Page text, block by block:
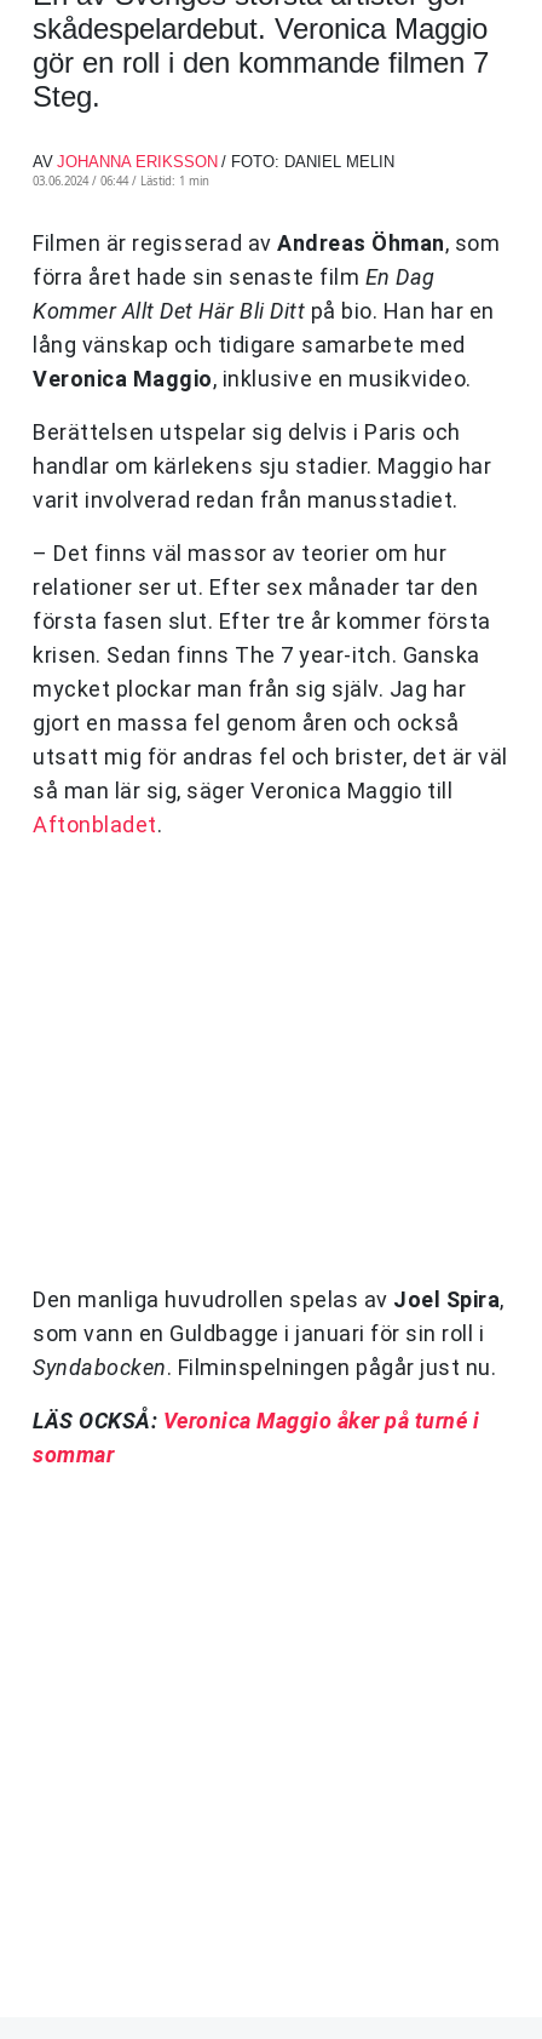
skådespelardebut. Veronica Maggio
gör en roll i den kommande filmen 7
Steg.
AV JOHANNA ERIKSSON / FOTO: DANIEL MELIN
03.06.2024 / 06:44 / Lästid: 1 min
Filmen är regisserad av Andreas Öhman, som
förra året hade sin senaste film En Dag
Kommer Allt Det Här Bli Ditt på bio. Han har en
lång vänskap och tidigare samarbete med
Veronica Maggio, inklusive en musikvideo.
Berättelsen utspelar sig delvis i Paris och
handlar om kärlekens sju stadier. Maggio har
varit involverad redan från manusstadiet.
– Det finns väl massor av teorier om hur
relationer ser ut. Efter sex månader tar den
första fasen slut. Efter tre år kommer första
krisen. Sedan finns The 7 year-itch. Ganska
mycket plockar man från sig själv. Jag har
gjort en massa fel genom åren och också
utsatt mig för andras fel och brister, det är väl
så man lär sig, säger Veronica Maggio till
Aftonbladet.
Den manliga huvudrollen spelas av Joel Spira,
som vann en Guldbagge i januari för sin roll i
Syndabocken. Filminspelningen pågår just nu.
LÄS OCKSÅ: Veronica Maggio åker på turné i
sommar